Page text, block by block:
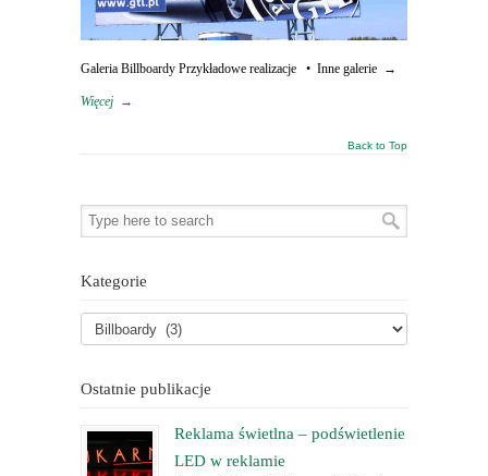
Galeria Billboardy Przykładowe realizacje • Inne galerie →
Więcej →
Back to Top
Kategorie
Ostatnie publikacje
Reklama świetlna – podświetlenie
LED w reklamie